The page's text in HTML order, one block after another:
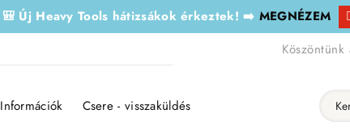
🎒 Új Heavy Tools hátizsákok érkeztek! ➡️ MEGNÉZEM
Információk Csere - visszaküldés